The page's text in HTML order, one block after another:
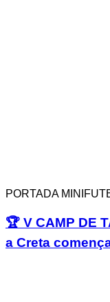
PORTADA
🏆 V CAMP DE
a Creta